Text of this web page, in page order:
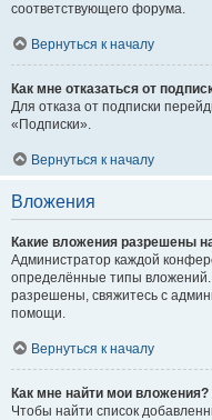
соответствующего форума.
Вернуться к началу
Как мне отказаться от
Для отказа от подписки
«Подписки».
Вернуться к началу
Вложения
Какие вложения разрешены
Администратор каждой
определённые типы
разрешены, свяжитесь с
помощи.
Вернуться к началу
Как мне найти мои вложения?
Чтобы найти список